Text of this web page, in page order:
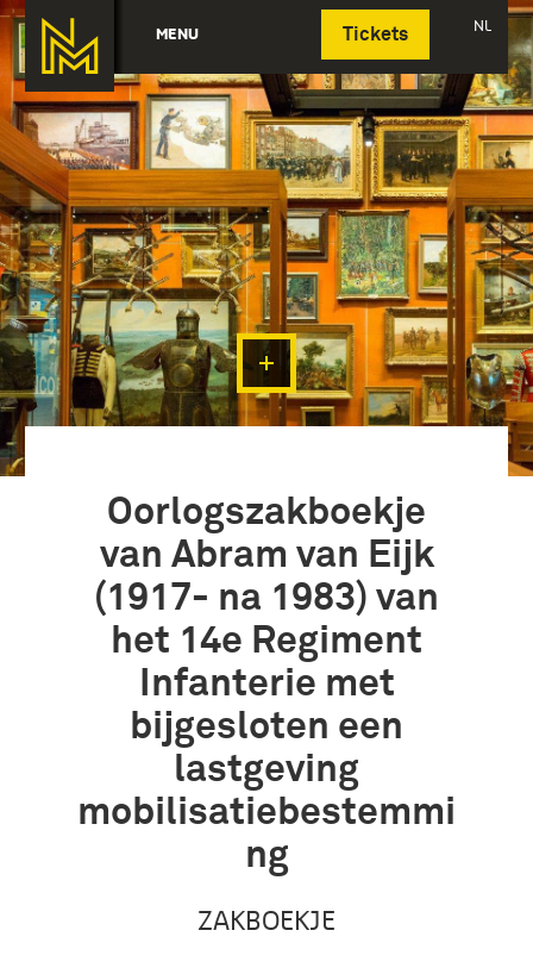
MENU Tickets NL
Deutsch
Oorlogszakboekje
van Abram van Eijk
(1917- na 1983) van
het 14e Regiment
Infanterie met
bijgesloten een
lastgeving
mobilisatiebestemmi
ng
ZAKBOEKJE